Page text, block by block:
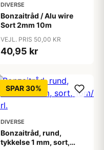
DIVERSE
Bonzaitråd / Alu wire
Sort 2mm 10m
VEJL. PRIS 50,00 KR
40,95 kr
SPAR 30%
DIVERSE
Bonzaitråd, rund,
tykkelse 1 mm, sort,